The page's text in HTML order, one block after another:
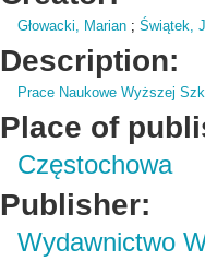
Głowacki, Marian ;Świątek,
Description:
Prace Naukowe Wyższej
Place of
Częstochowa
Publisher:
Wydawnictwo